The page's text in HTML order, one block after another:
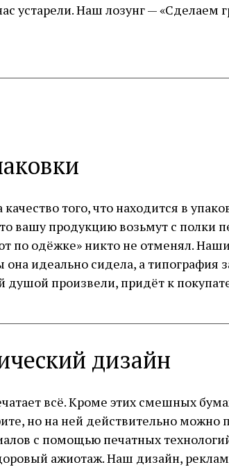
устарели. Наш лозунг — «Сделаем
того, что находится в
вашу продукцию возьмут с полки
по одёжке» никто не отменял.
она идеально сидела, а
душой произвели, придёт к
дизайн
всё. Кроме этих смешных
но на ней действительно
с помощью печатных
ажиотаж. Наш дизайн,